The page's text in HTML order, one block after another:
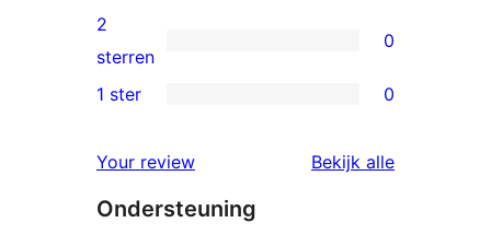
beoordelingen
3
sterren
beoordelingen
0
2
beoordelingen
2
sterren
0
sterren
beoordelingen
1 ster 0
Your review Bekijk alle
Ondersteuning